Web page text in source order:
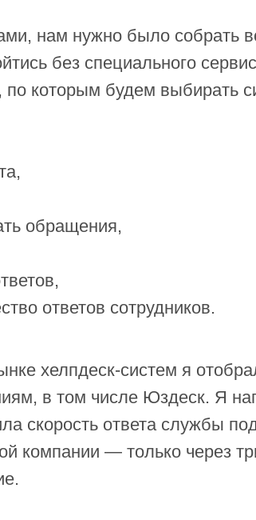
нам нужно было собрать
без специального
которым будем выбирать
обращения,
ответов сотрудников.
хелпдеск-систем я
в том числе Юздеск. Я
скорость ответа службы
компании — только через